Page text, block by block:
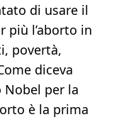
di usare il
più l’aborto in
povertà,
diceva
Nobel per la
è la prima